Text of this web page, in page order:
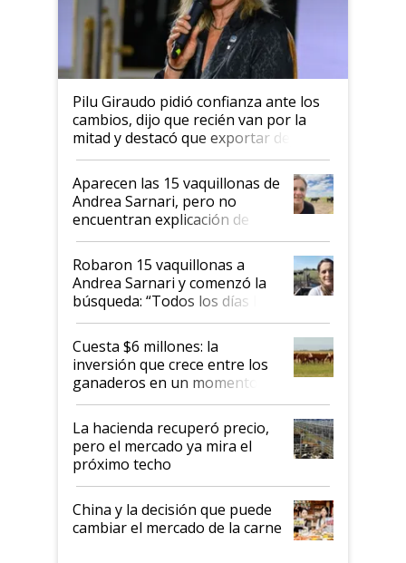
Pilu Giraudo pidió confianza ante los
cambios, dijo que recién van por la
mitad y destacó que exportar dejó de
ser "para unos pocos": "Tenemos un
mandato muy claro del gobierno
nacional"
Aparecen las 15 vaquillonas de
Andrea Sarnari, pero no
encuentran explicación de
cómo llegaron allí
Robaron 15 vaquillonas a
Andrea Sarnari y comenzó la
búsqueda: “Todos los días le
toca a algún productor”
Cuesta $6 millones: la
inversión que crece entre los
ganaderos en un momento
histórico para la actividad
La hacienda recuperó precio,
pero el mercado ya mira el
próximo techo
China y la decisión que puede
cambiar el mercado de la carne